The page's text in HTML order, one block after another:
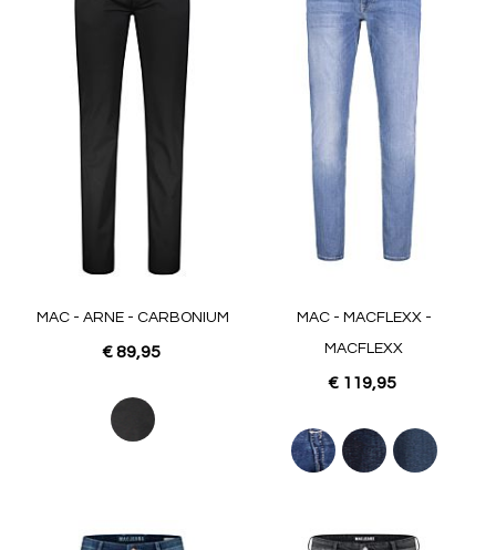
MAC - ARNE - CARBONIUM
€ 89,95
MAC - MACFLEXX -
MACFLEXX
€ 119,95